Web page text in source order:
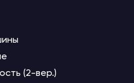
(2-вер.)